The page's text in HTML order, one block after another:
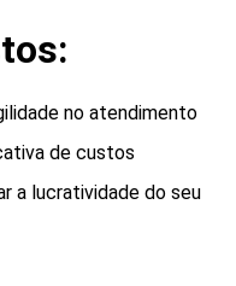
no atendimento
de custos
a lucratividade do seu